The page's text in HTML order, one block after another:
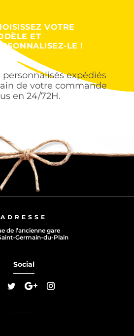
VOTRE
ET
LE !
personnalisés expédiés
de votre commande
en 24/72H.
ADRESSE
de l’ancienne gare
Germain-du-Plain
Social